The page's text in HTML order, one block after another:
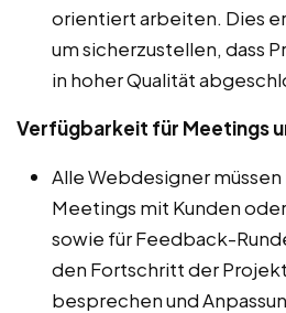
orientiert arbeiten. Dies
um sicherzustellen, dass
in hoher Qualität
Verfügbarkeit für Meetings
Alle Webdesigner
Meetings mit Kunden
sowie für Feedback-
den Fortschritt der
besprechen und